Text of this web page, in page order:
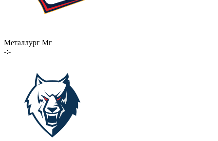
Металлург Мг
-:-